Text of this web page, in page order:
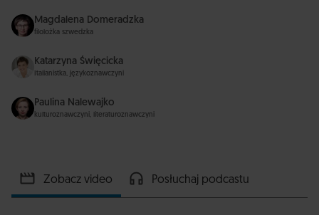
Magdalena Domeradzka
filolożka szwedzka
Katarzyna Święcicka
Italianistka, językoznawczyni
Paulina Nalewajko
kulturoznawczyni, literaturoznawczyni
Zobacz video Posłuchaj podcastu